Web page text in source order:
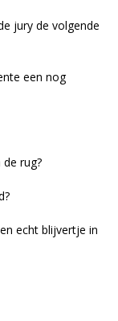
jury de volgende
een nog
rug?
echt blijvertje in